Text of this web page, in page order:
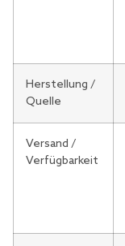
Herstellung /
Quelle
Versand /
Verfügbarkeit